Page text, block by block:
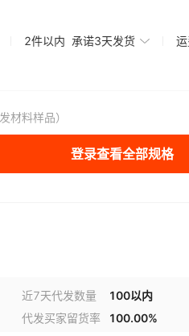
2件以内 承诺3天发货
材料样品）
登录查看全部规格
近7天代发数量 100以内
代发买家留货率 100.00%